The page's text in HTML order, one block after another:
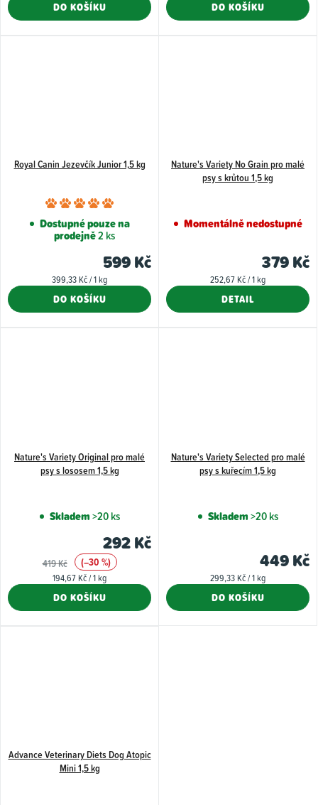
DO KOŠÍKU DO KOŠÍKU
Royal Canin Jezevčík Junior 1,5 kg
Průměrné
hodnocení
produktu
je
5,0
z
Dostupné pouze na
prodejně2 ks
599 Kč
Měrná
399,33 Kč / 1 kg
DO KOŠÍKU
Nature's Variety No Grain pro malé
psy s krůtou 1,5 kg
Momentálně nedostupné
379 Kč
Měrná
252,67 Kč / 1 kg
DETAIL
Nature's Variety Original pro malé
psy s lososem 1,5 kg
Skladem>20 ks
292 Kč
419 Kč (–30 %)
Měrná
194,67 Kč / 1 kg
DO KOŠÍKU
Nature's Variety Selected pro malé
psy s kuřecím 1,5 kg
Skladem>20 ks
449 Kč
Měrná
299,33 Kč / 1 kg
DO KOŠÍKU
Advance Veterinary Diets Dog Atopic
Mini 1,5 kg